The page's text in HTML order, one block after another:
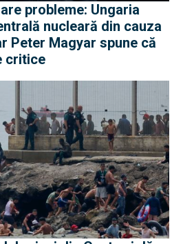
probleme: Ungaria
nucleară din cauza
Peter Magyar spune că
critice